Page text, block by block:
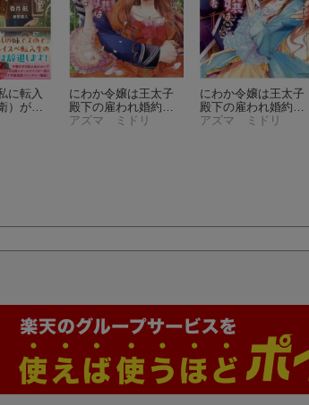
に転入
）がつ
ます。
にわか令嬢は王太子
殿下の雇われ婚約
者 4巻
（ZERO-SUM
アズマ ミドリ
にわか令嬢は王太子
殿下の雇われ婚約
者 1巻
（ZERO-SUM
アズマ ミドリ